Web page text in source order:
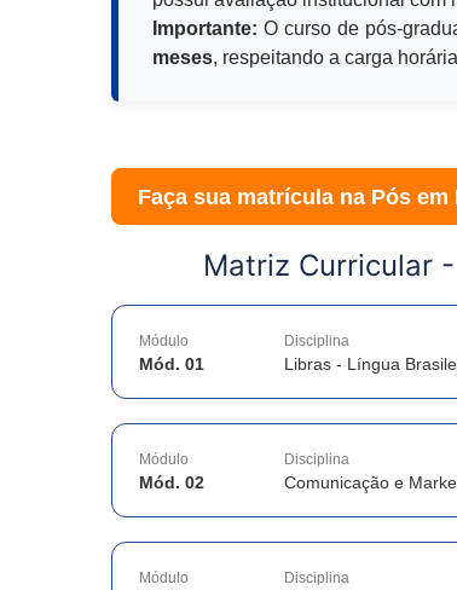
Importante: O curso de pós-
meses, respeitando a carga
Faça sua matrícula na Pós em
Matriz Curricular -
Módulo
Mód. 01
Disciplina
Libras - Língua
Módulo
Mód. 02
Disciplina
Comunicação e
Módulo Disciplina